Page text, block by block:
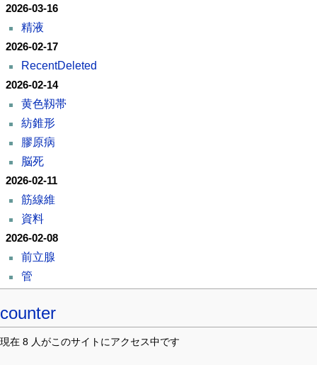
2026-03-16
精液
2026-02-17
RecentDeleted
2026-02-14
黄色靱帯
紡錐形
膠原病
脳死
2026-02-11
筋線維
資料
2026-02-08
前立腺
管
counter
現在 8 人がこのサイトにアクセス中です